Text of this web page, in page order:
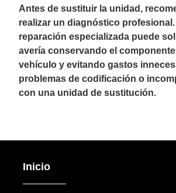
Antes de sustituir la unidad,
realizar un diagnóstico
reparación especializada puede
avería conservando el
vehículo y evitando gastos
problemas de codificación o
con una unidad de sustitución.
Inicio